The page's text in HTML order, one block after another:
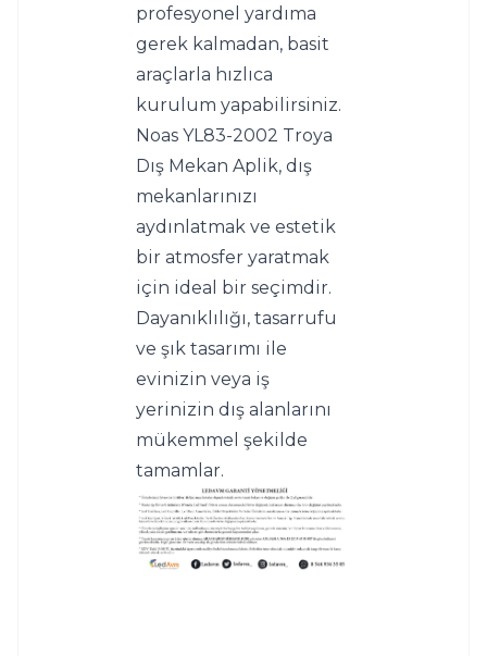
profesyonel yardıma
gerek kalmadan, basit
araçlarla hızlıca
kurulum yapabilirsiniz.
Noas YL83-2002 Troya
Dış Mekan Aplik, dış
mekanlarınızı
aydınlatmak ve estetik
bir atmosfer yaratmak
için ideal bir seçimdir.
Dayanıklılığı, tasarrufu
ve şık tasarımı ile
evinizin veya iş
yerinizin dış alanlarını
mükemmel şekilde
tamamlar.